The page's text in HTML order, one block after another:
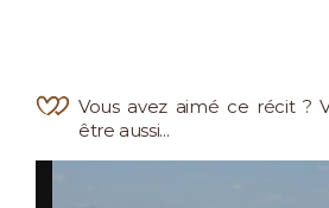
Vous avez aimé ce récit ?
être aussi...